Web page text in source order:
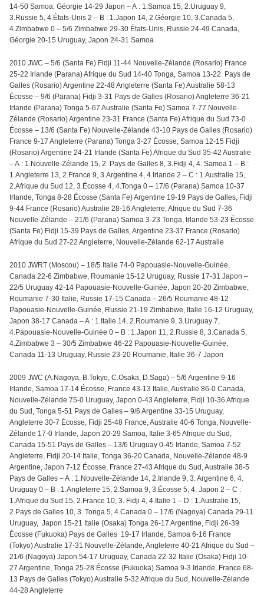
14-50 Samoa, Géorgie 14-29 Japon – A : 1.Samoa 15, 2.Uruguay 9,
3.Russie 5, 4.États-Unis 2 – B : 1.Japon 14, 2.Géorgie 10, 3.Canada 5,
4.Zimbabwe 0 – 5/6 Zimbabwe 29-30 États-Unis, Russie 24-49 Canada,
Géorgie 20-15 Uruguay, Japon 24-31 Samoa
2010 JWC – 5/6 (Santa Fe) Fidji 11-44 Nouvelle-Zélande (Rosario) France
25-22 Irlande (Parana) Afrique du Sud 14-40 Tonga, Samoa 13-22 Pays de
Galles (Rosario) Argentine 22-48 Angleterre (Santa Fe) Australie 58-13
Écosse – 9/6 (Parana) Fidji 3-31 Pays de Galles (Rosario) Angleterre 36-21
Irlande (Parana) Tonga 5-67 Australie (Santa Fe) Samoa 7-77 Nouvelle-
Zélande (Rosario) Argentine 23-31 France (Santa Fe) Afrique du Sud 73-0
Écosse – 13/6 (Santa Fe) Nouvelle-Zélande 43-10 Pays de Galles (Rosario)
France 9-17 Angleterre (Parana) Tonga 3-27 Écosse, Samoa 12-15 Fidji
(Rosario) Argentine 24-21 Irlande (Santa Fe) Afrique du Sud 35-42 Australie
– A : 1.Nouvelle-Zélande 15, 2. Pays de Galles 8, 3.Fidji 4, 4. Samoa 1 – B :
1.Angleterre 13, 2.France 9, 3.Argentine 4, 4.Irlande 2 – C : 1.Australie 15,
2.Afrique du Sud 12, 3.Écosse 4, 4.Tonga 0 – 17/6 (Parana) Samoa 10-37
Irlande, Tonga 8-28 Écosse (Santa Fe) Argentine 19-19 Pays de Galles, Fidji
9-44 France (Rosario) Australie 28-16 Angleterre, Afrique du Sud 7-36
Nouvelle-Zélande – 21/6 (Parana) Samoa 3-23 Tonga, Irlande 53-23 Écosse
(Santa Fe) Fidji 15-39 Pays de Galles, Argentine 23-37 France (Rosario)
Afrique du Sud 27-22 Angleterre, Nouvelle-Zélande 62-17 Australie
2010 JWRT (Moscou) – 18/5 Italie 74-0 Papouasie-Nouvelle-Guinée,
Canada 22-6 Zimbabwe, Roumanie 15-12 Uruguay, Russie 17-31 Japon –
22/5 Uruguay 42-14 Papouasie-Nouvelle-Guinée, Japon 20-20 Zimbabwe,
Roumanie 7-30 Italie, Russie 17-15 Canada – 26/5 Roumanie 48-12
Papouasie-Nouvelle-Guinée, Russie 21-19 Zimbabwe, Italie 16-12 Uruguay,
Japon 38-17 Canada – A : 1.Italie 14, 2.Roumanie 9, 3.Uruguay 7,
4.Papouasie-Nouvelle-Guinée 0 – B : 1.Japon 11, 2.Russie 8, 3.Canada 5,
4.Zimbabwe 3 – 30/5 Zimbabwe 46-22 Papouasie-Nouvelle-Guinée,
Canada 11-13 Uruguay, Russie 23-20 Roumanie, Italie 36-7 Japon
2009 JWC (A.Nagoya, B.Tokyo, C.Osaka, D.Saga) – 5/6 Argentine 9-16
Irlande, Samoa 17-14 Écosse, France 43-13 Italie, Australie 86-0 Canada,
Nouvelle-Zélande 75-0 Uruguay, Japon 0-43 Angleterre, Fidji 10-36 Afrique
du Sud, Tonga 5-51 Pays de Galles – 9/6 Argentine 33-15 Uruguay,
Angleterre 30-7 Écosse, Fidji 25-48 France, Australie 40-6 Tonga, Nouvelle-
Zélande 17-0 Irlande, Japon 20-29 Samoa, Italie 3-65 Afrique du Sud,
Canada 15-51 Pays de Galles – 13/6 Uruguay 0-45 Irlande, Samoa 7-52
Angleterre, Fidji 20-14 Italie, Tonga 36-20 Canada, Nouvelle-Zélande 48-9
Argentine, Japon 7-12 Écosse, France 27-43 Afrique du Sud, Australie 38-5
Pays de Galles – A : 1.Nouvelle-Zélande 14, 2.Irlande 9, 3. Argentine 6, 4.
Uruguay 0 – B : 1.Angleterre 15, 2.Samoa 9, 3.Écosse 5, 4. Japon 2 – C :
1.Afrique du Sud 15, 2.France 10, 3. Fidji 4, 4.Italie 1 – D : 1.Australie 15,
2.Pays de Galles 10, 3. Tonga 5, 4.Canada 0 – 17/6 (Nagoya) Canada 29-11
Uruguay, Japon 15-21 Italie (Osaka) Tonga 26-17 Argentine, Fidji 26-39
Écosse (Fukuoka) Pays de Galles 19-17 Irlande, Samoa 6-16 France
(Tokyo) Australie 17-31 Nouvelle-Zélande, Angleterre 40-21 Afrique du Sud –
21/6 (Nagoya) Japon 54-17 Uruguay, Canada 22-32 Italie (Osaka) Fidji 10-
27 Argentine, Tonga 25-28 Écosse (Fukuoka) Samoa 9-3 Irlande, France 68-
13 Pays de Galles (Tokyo) Australie 5-32 Afrique du Sud, Nouvelle-Zélande
44-28 Angleterre